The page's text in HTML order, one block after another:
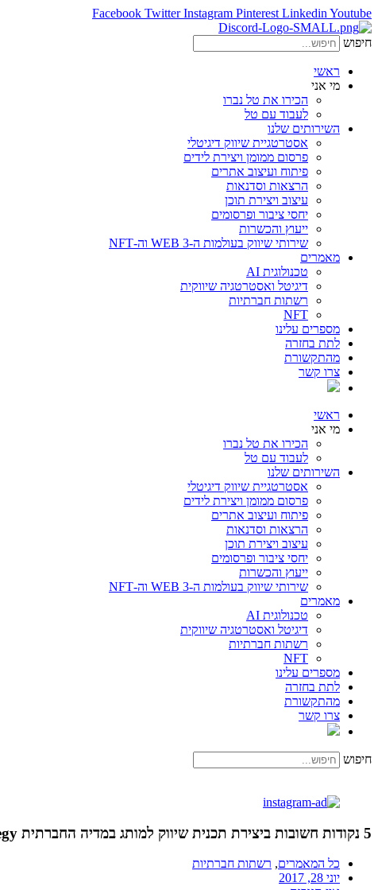
Facebook Twitter Instagram Pinterest Linkedin Youtube
חיפוש
ראשי
מי אני
הכירו את טל נברו
לעבוד עם טל
השירותים שלנו
אסטרטגיית שיווק דיגיטלי
פרסום ממומן ויצירת לידים
פיתוח ועיצוב אתרים
הרצאות וסדנאות
עיצוב ויצירת תוכן
יחסי ציבור ופרסומים
ייעוץ והכשרות
שירותי שיווק בעולמות ה-WEB 3 וה-NFT
מאמרים
טכנולוגית AI
דיגיטל ואסטרטגיה שיווקית
רשתות חברתיות
NFT
מספרים עלינו
לתת בחזרה
מהתקשורת
צרו קשר
ראשי
מי אני
הכירו את טל נברו
לעבוד עם טל
השירותים שלנו
אסטרטגיית שיווק דיגיטלי
פרסום ממומן ויצירת לידים
פיתוח ועיצוב אתרים
הרצאות וסדנאות
עיצוב ויצירת תוכן
יחסי ציבור ופרסומים
ייעוץ והכשרות
שירותי שיווק בעולמות ה-WEB 3 וה-NFT
מאמרים
טכנולוגית AI
דיגיטל ואסטרטגיה שיווקית
רשתות חברתיות
NFT
מספרים עלינו
לתת בחזרה
מהתקשורת
צרו קשר
חיפוש
5 נקודות חשובות ביצירת תכנית שיווק למותג במדיה החברתית Social Media Strategy
כל המאמרים, רשתות חברתיות
יוני 28, 2017